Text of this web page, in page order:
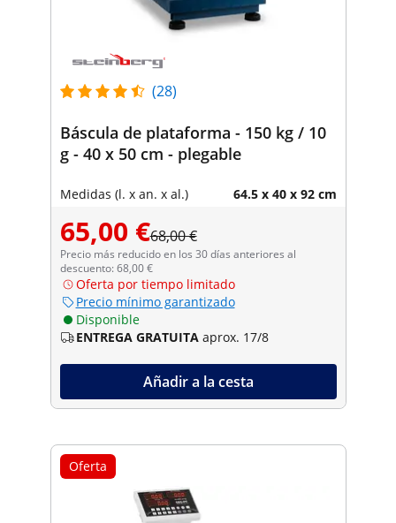
(28)
Báscula de plataforma - 150 kg / 10
g - 40 x 50 cm - plegable
Medidas (l. x an. x al.) 64.5 x 40 x 92 cm
65,00 €68,00 €
Precio más reducido en los 30 días anteriores al
descuento: 68,00 €
Oferta por tiempo limitado
Precio mínimo garantizado
Disponible
ENTREGA GRATUITA aprox. 17/8
Añadir a la cesta
Oferta